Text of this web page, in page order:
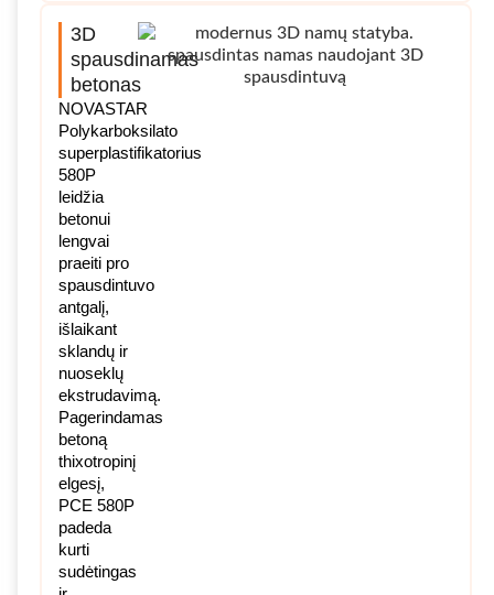
3D
spausdinamas
betonas
NOVASTAR
Polykarboksilato
superplastifikatorius
580P
leidžia
betonui
lengvai
praeiti pro
spausdintuvo
antgalį,
išlaikant
sklandų ir
nuoseklų
ekstrudavimą.
Pagerindamas
betoną
thixotropinį
elgesį,
PCE 580P
padeda
kurti
sudėtingas